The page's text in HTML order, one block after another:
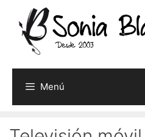
contenido
Menú